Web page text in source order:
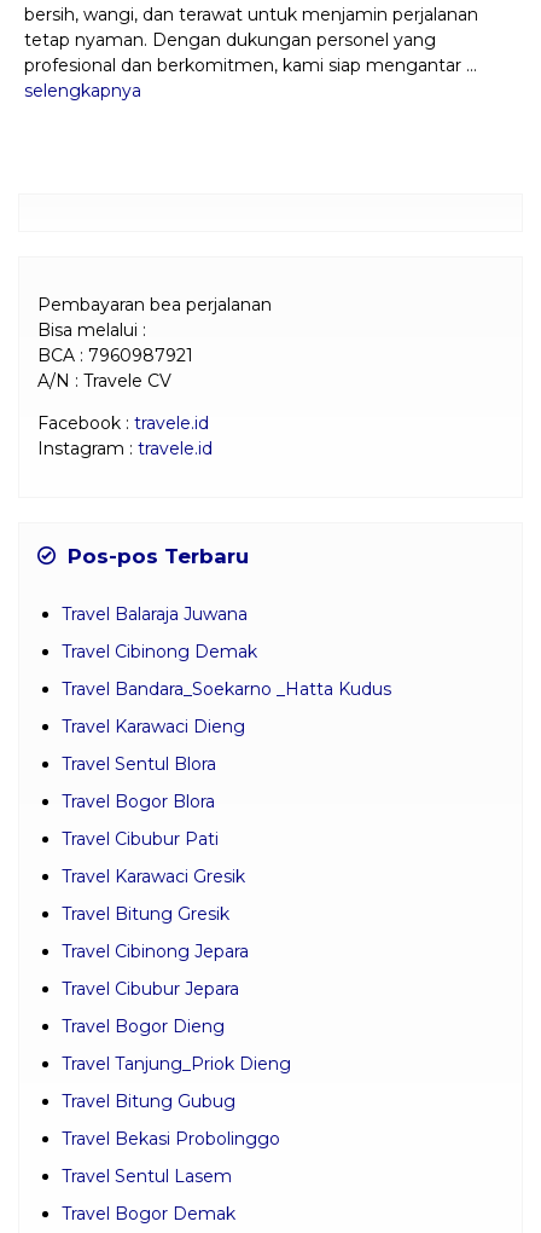
bersih, wangi, dan terawat untuk menjamin perjalanan
tetap nyaman. Dengan dukungan personel yang
profesional dan berkomitmen, kami siap mengantar ...
selengkapnya
Pembayaran bea perjalanan
Bisa melalui :
BCA : 7960987921
A/N : Travele CV
Facebook : travele.id
Instagram : travele.id
Pos-pos Terbaru
Travel Balaraja Juwana
Travel Cibinong Demak
Travel Bandara_Soekarno _Hatta Kudus
Travel Karawaci Dieng
Travel Sentul Blora
Travel Bogor Blora
Travel Cibubur Pati
Travel Karawaci Gresik
Travel Bitung Gresik
Travel Cibinong Jepara
Travel Cibubur Jepara
Travel Bogor Dieng
Travel Tanjung_Priok Dieng
Travel Bitung Gubug
Travel Bekasi Probolinggo
Travel Sentul Lasem
Travel Bogor Demak